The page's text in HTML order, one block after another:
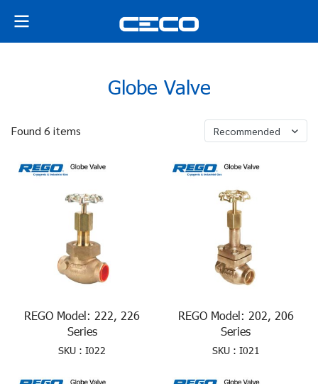
Globe Valve
Found 6 items Recommended
REGO Model: 222, 226
Series
SKU : I022
REGO Model: 202, 206
Series
SKU : I021